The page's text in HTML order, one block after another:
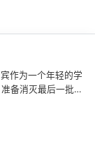
作为一个年轻的学
备消灭最后一批在